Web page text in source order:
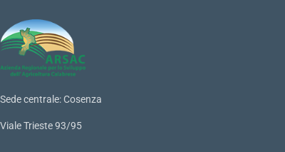
Sede centrale: Cosenza
Viale Trieste 93/95